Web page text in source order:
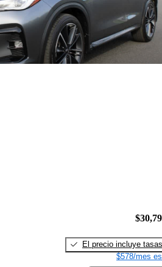
El precio incluye tasas
$578/mes